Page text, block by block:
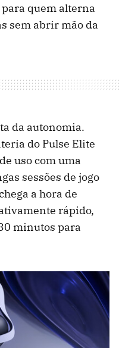
quem alterna
sem abrir mão da
da autonomia.
do Pulse Elite
uso com uma
sessões de jogo
a hora de
rápido,
minutos para